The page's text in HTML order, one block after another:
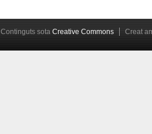
Continguts sota Creative Commons Creat